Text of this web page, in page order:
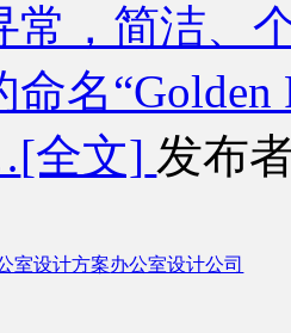
常，简洁、
命名
[全文] 发布
室设计方案办公室设计公司